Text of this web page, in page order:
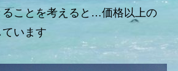
ることを考えると…価格以上の
います